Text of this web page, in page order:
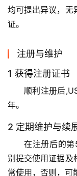
均可提出异议，无
证。
注册与维护
1 获得注册证书
顺利注册后
年。
2 定期维护与续
在注册后的
别提交使用证据及
常使用，否则，可